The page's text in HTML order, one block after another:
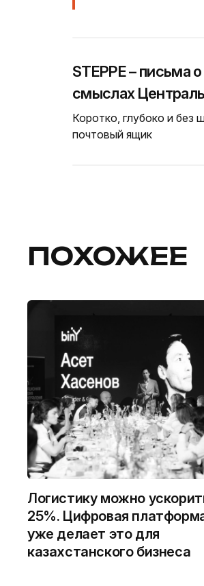
STEPPE – письма
смыслах
Коротко, глубоко и
почтовый ящик
ПОХОЖЕЕ
Логистику можно
25%. Цифровая
уже делает это для
казахстанского бизнеса